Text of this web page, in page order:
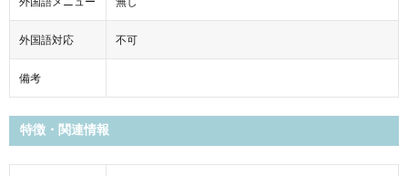
外国語対応 不可
備考
特徴・関連情報